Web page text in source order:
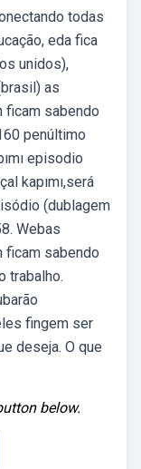
todas
eda fica
unidos),
as
ficam sabendo
penúltimo
episodio
kapımı,será
(dublagem
Webas
ficam sabendo
trabalho.
fingem ser
deseja. O que
below.